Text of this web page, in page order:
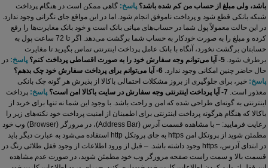
باشد، ولی مبلغ از حساب من کم شده باشد؟ پاسخ: گاهی ممکن است در هنگام پرداخت
شبکه بانکی قطع شود و پرداخت ناموفق انجام شود. اما در این مواقع جای نگرانی وجود ندارد.
در این حالت معمولاً پول شما در حساب‏‌های میانی بانک است و خود بانک مغایرت‏‌ها را رفع
کرده و مبلغ را به صورت خودکار به حساب شما برگشت می‌‏دهد. اگر تا 72 ساعت پول به
حسابتان برگشت نخورد، آنگاه با بانک عامل پرداخت اینترنتی تماس بگیرید تا مغایرت
برطرف شود. 5- آیا می‌‏توانم وجه سفارش خود را به صورت اقساطی پرداخت کنم؟ پاسخ: در
حال حاضر چنین امکانی وجود ندارد. 6- آیا می‌توانم برای پرداخت سفارش خود چک بدهم؟
پاسخ: خیر، برای جلوگیری از بروز مشکلات احتمالی باکالا از پذیرش هر گونه چک بانکی
معذور است. 7- آیا پرداخت اینترنتی وجه سفارش در سایت باکالا امن است؟ پاسخ: پرداخت
اینترنتی به گونه‏‌ای طراحی شده که امن و راحت باشد. با وجود این شما نه تنها برای خرید از
باکالا که هنگام هرگونه پرداخت اینترنتی برای اطمینان از امنیت پرداخت خود نکته‏‌های زیر را
رعایت فرمایید:
– با مشاهده قسمت آدرس (Address Bar)، در مرورگر (Browser) وب خود
مطمئن شوید از پروتکل امن https به جای پروتکل http استفاده می‏‌شود به عبارت دیگر باید
در ابتدای آدرس، https وجود داشته باشد.
– قبل از ورود اطلاعات از وجود قفل طلائی رنگ در
قسمت بالا و سمت راست صفحه مرورگر وب خود مطمئن شوید، در صورت عدم مشاهده